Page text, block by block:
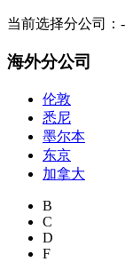
当前选择分公司： -
海外分公司
伦敦
悉尼
墨尔本
东京
加拿大
B
C
D
F